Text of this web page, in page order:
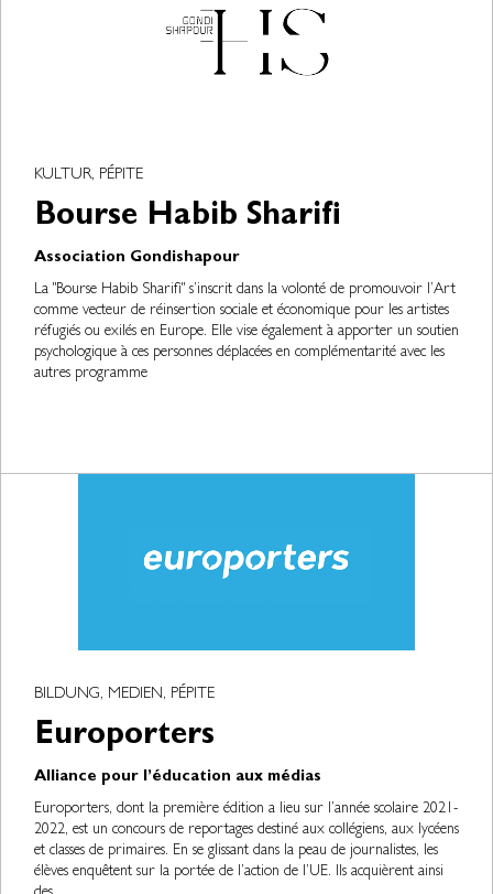
KULTUR, PÉPITE
Bourse Habib Sharifi
Association Gondishapour
La "Bourse Habib Sharifi" s’inscrit dans la volonté de promouvoir l’Art
comme vecteur de réinsertion sociale et économique pour les artistes
réfugiés ou exilés en Europe. Elle vise également à apporter un soutien
psychologique à ces personnes déplacées en complémentarité avec les
autres programme
BILDUNG, MEDIEN, PÉPITE
Europorters
Alliance pour l’éducation aux médias
Europorters, dont la première édition a lieu sur l’année scolaire 2021-
2022, est un concours de reportages destiné aux collégiens, aux lycéens
et classes de primaires. En se glissant dans la peau de journalistes, les
élèves enquêtent sur la portée de l’action de l’UE. Ils acquièrent ainsi